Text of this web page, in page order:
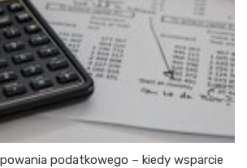
podatkowego – kiedy wsparcie